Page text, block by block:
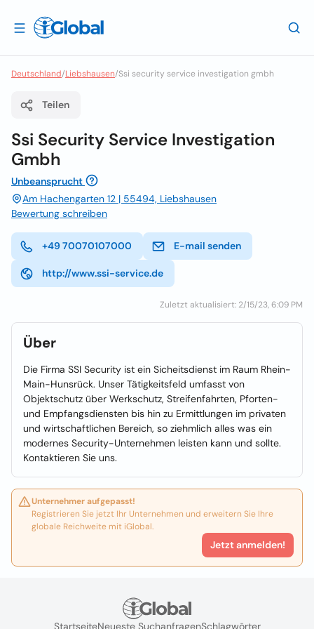
Deutschland/Liebshausen/Ssi security service investigation gmbh
Teilen
Ssi Security Service Investigation
Gmbh
Unbeansprucht
Am Hachengarten 12 | 55494, Liebshausen
Bewertung schreiben
+49 70070107000 E-mail senden
http://www.ssi-service.de
Zuletzt aktualisiert: 2/15/23, 6:09 PM
Über
Die Firma SSI Security ist ein Sicheitsdienst im Raum Rhein-
Main-Hunsrück. Unser Tätigkeitsfeld umfasst von
Objektschutz über Werkschutz, Streifenfahrten, Pforten-
und Empfangsdiensten bis hin zu Ermittlungen im privaten
und wirtschaftlichen Bereich, so ziehmlich alles was ein
modernes Security-Unternehmen leisten kann und sollte.
Kontaktieren Sie uns.
Unternehmer aufgepasst!
Registrieren Sie jetzt Ihr Unternehmen und erweitern Sie Ihre
globale Reichweite mit iGlobal.
Jetzt anmelden!
StartseiteNeueste SuchanfragenSchlagwörter